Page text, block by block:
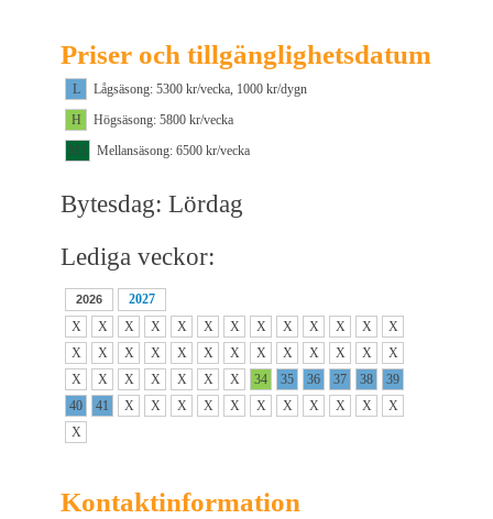
Priser och tillgänglighetsdatum
L
Lågsäsong: 5300 kr/vecka, 1000 kr/dygn
H
Högsäsong: 5800 kr/vecka
M1
Mellansäsong: 6500 kr/vecka
Bytesdag: Lördag
Lediga veckor:
2026
2027
X
X X X X X X X X X X X
X
X
X X X X X X X X X X X
X
X
X X X X X X 34 35 36 37 38
39
40
41 X X X X X X X X X X
X
X
Kontaktinformation